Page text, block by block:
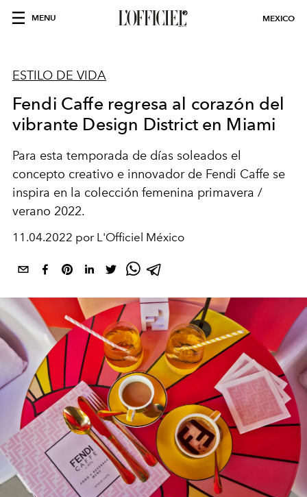
MENU MEXICO
ESTILO DE VIDA
Fendi Caffe regresa al corazón del
vibrante Design District en Miami
Para esta temporada de días soleados el
concepto creativo e innovador de Fendi Caffe se
inspira en la colección femenina primavera /
verano 2022.
11.04.2022 por L'Officiel México